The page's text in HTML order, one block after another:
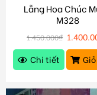
Lẵng Hoa Chúc
M328
1.450.000₫
Chi tiết